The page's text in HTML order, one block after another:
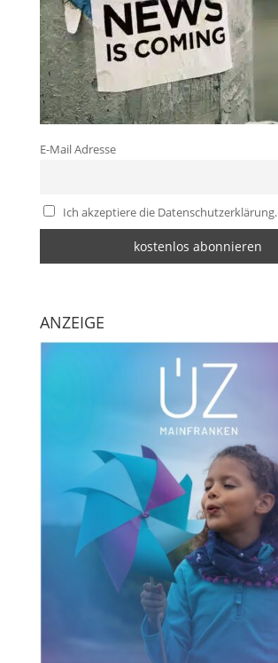
E-Mail Adresse
Ich akzeptiere die Datenschutzerklärung.
ANZEIGE